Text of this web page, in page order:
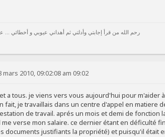
رحم الله من قرأ إجابتي وأدلتي ثم أهداني عيوبي و أخطائي ...
mars 2010, 09:02:08 am 09:02
a tous. je viens vers vous aujourd'hui pour
fait, je travaillais dans un centre d'appel en matiere
de travail. aprés un mois et demi de
verse mon salaire. ce dernier étant en déficulté
documents justifiants la propriété) et puisqu'il était